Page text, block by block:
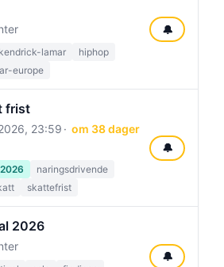
kendrick-lamar
hiphop
europe
🔔
frist
23:59
om 38 dager
naringsdrivende
skattefrist
🔔
2026
🔔